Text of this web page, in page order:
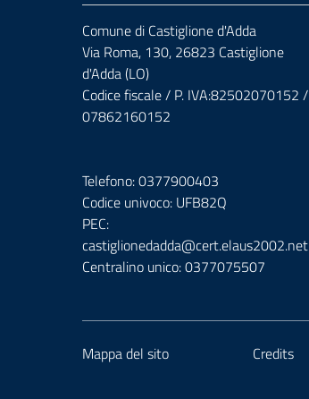
Comune di Castiglione d'Adda
Via Roma, 130, 26823 Castiglione
d'Adda (LO)
Codice fiscale / P. IVA:82502070152 /
07862160152
Telefono: 0377900403
Codice univoco: UFB82Q
PEC:
castiglionedadda@cert.elaus2002.net
Centralino unico: 0377075507
Mappa del sito Credits